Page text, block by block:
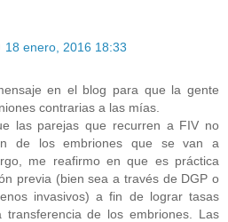
18 enero, 2016 18:33
en el blog para que la gente
contrarias a las mías.
las parejas que recurren a FIV no
de los embriones que se van a
me reafirmo en que es práctica
previa (bien sea a través de DGP o
invasivos) a fin de lograr tasas
transferencia de los embriones. Las